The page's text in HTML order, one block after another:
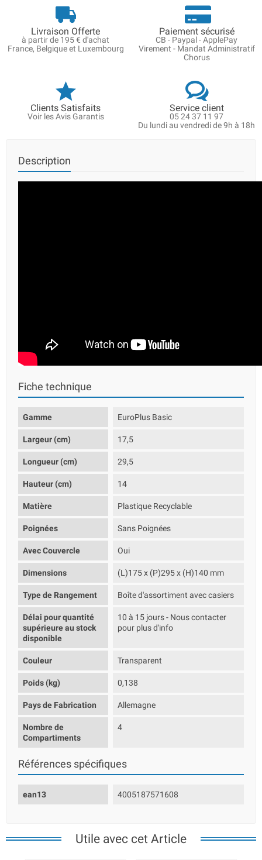
Livraison Offerte
à partir de 195 € d'achat
France, Belgique et Luxembourg
Paiement sécurisé
CB - Paypal - ApplePay
Virement - Mandat Administratif
Chorus
Clients Satisfaits
Voir les Avis Garantis
Service client
05 24 37 11 97
Du lundi au vendredi de 9h à 18h
Description
Fiche technique
Gamme EuroPlus Basic
Largeur (cm) 17,5
Longueur (cm) 29,5
Hauteur (cm) 14
Matière Plastique Recyclable
Poignées Sans Poignées
Avec Couvercle Oui
Dimensions (L)175 x (P)295 x (H)140 mm
Type de Rangement Boîte d'assortiment avec casiers
Délai pour quantité
supérieure au stock
disponible
10 à 15 jours - Nous contacter
pour plus d'info
Couleur Transparent
Poids (kg) 0,138
Pays de Fabrication Allemagne
Nombre de
Compartiments
4
Références spécifiques
ean13 4005187571608
Utile avec cet Article